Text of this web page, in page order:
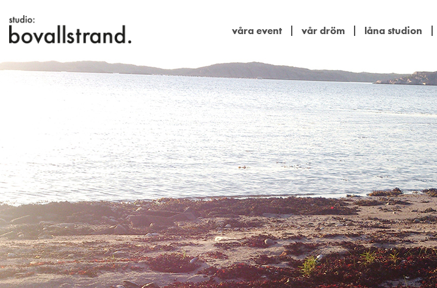
våra event vår dröm låna studion